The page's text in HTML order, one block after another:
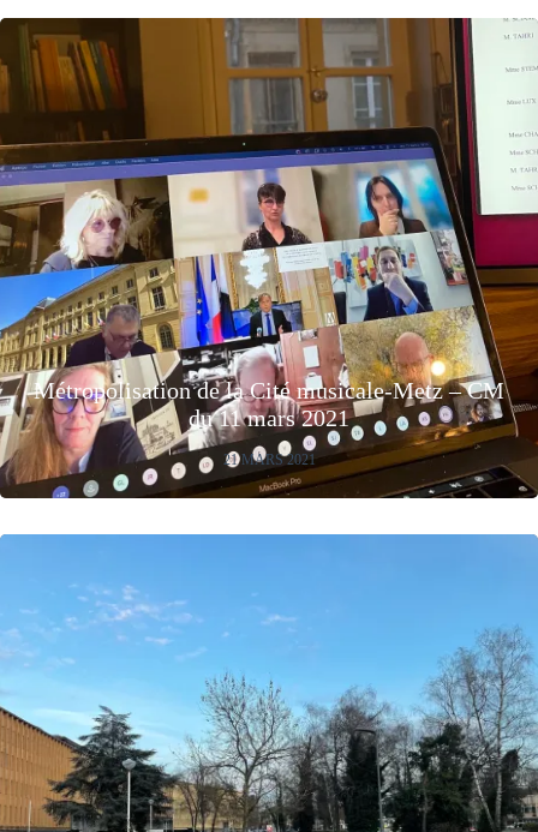
Métropolisation de la Cité musicale-Metz – CM
du 11 mars 2021
21 MARS 2021